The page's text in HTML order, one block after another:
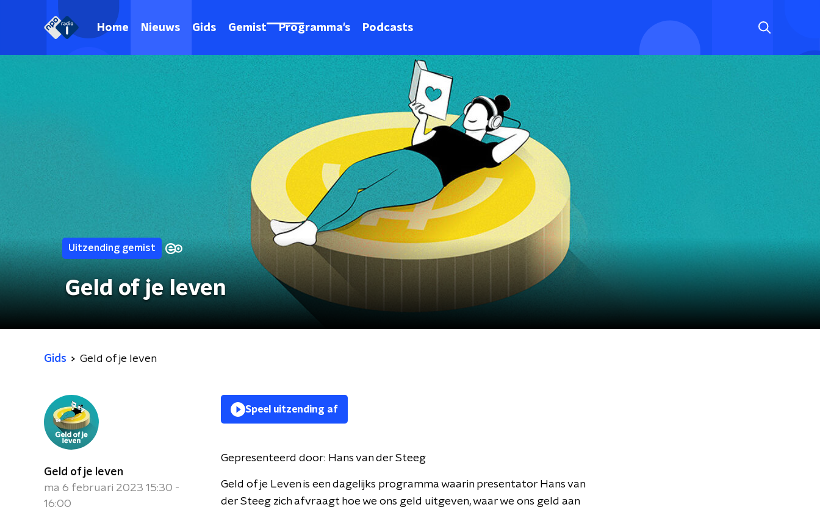
Home Nieuws Gids Gemist Programma's Podcasts
Uitzending gemist
Geld of je leven
Gids Geld of je leven
Geld of je leven
ma 6 februari 2023 15:30 -
16:00
Speel uitzending af
Gepresenteerd door: Hans van der Steeg
Geld of je Leven is een dagelijks programma waarin presentator Hans van
der Steeg zich afvraagt hoe we ons geld uitgeven, waar we ons geld aan